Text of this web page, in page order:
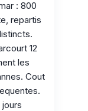
: 800
repartis
12
les
Cout